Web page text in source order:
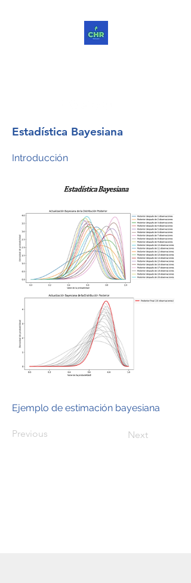
Estadística Bayesiana
Introducción
Ejemplo de estimación bayesiana
Previous Next